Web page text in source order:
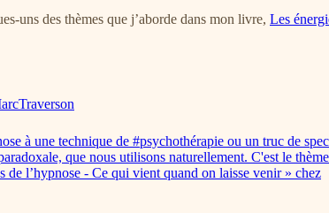
uns des thèmes que j’aborde dans mon livre, Les
à une technique de #psychothérapie ou un truc de
que nous utilisons naturellement. C'est le
de l’hypnose - Ce qui vient quand on laisse venir » chez